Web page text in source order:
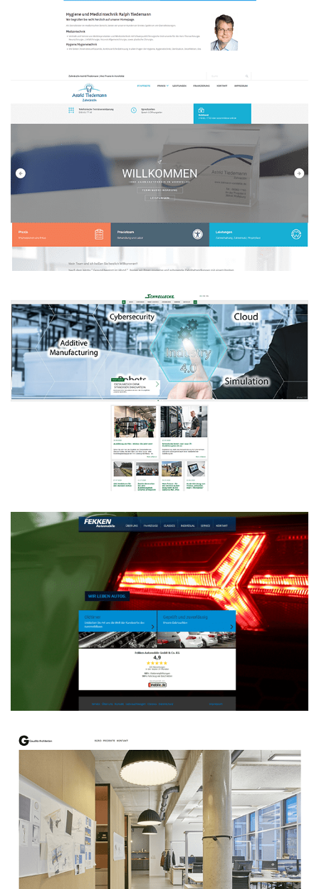
WEBDESIGN
Zahnarztpraxis Astrid Tiedemann
WEBDESIGN
Schnellecke Group AG & Co. KG
Fekken Automobile
WEBDESIGN
Gaudlitz Architekten GmbH